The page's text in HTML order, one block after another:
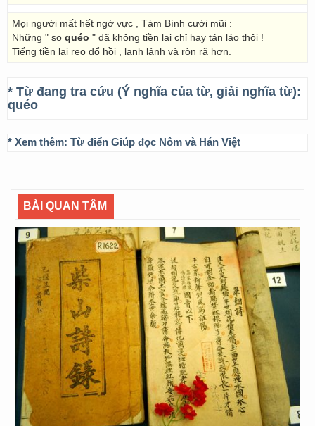
Mọi người mất hết ngờ vực , Tám Bính cười mũi :
Những " so quéo " đã không tiền lại chỉ hay tán láo thôi !
Tiếng tiền lại reo đổ hồi , lanh lảnh và ròn rã hơn.
* Từ đang tra cứu (Ý nghĩa của từ, giải nghĩa từ):
quéo
* Xem thêm: Từ điển Giúp đọc Nôm và Hán Việt
BÀI QUAN TÂM